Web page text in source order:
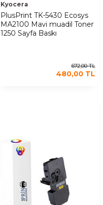
Kyocera
PlusPrint TK-5430 Ecosys
MA2100 Mavi muadil Toner
1250 Sayfa Baskı
672,00TL
480,00 TL